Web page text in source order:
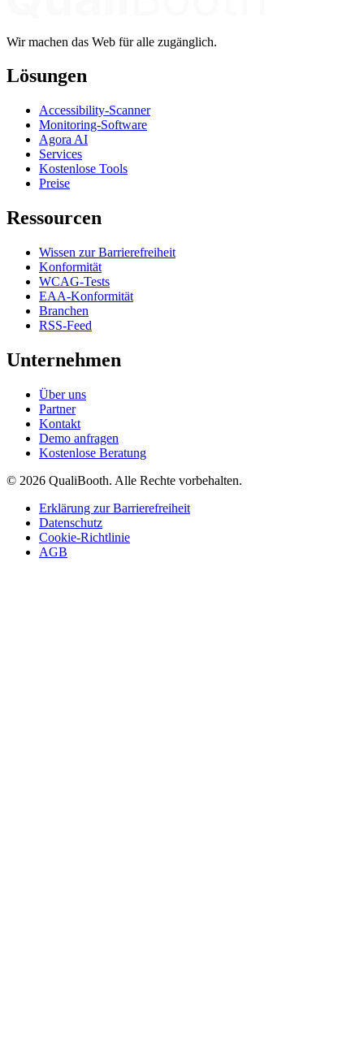
Wir machen das Web für alle zugänglich.
Lösungen
Accessibility-Scanner
Monitoring-Software
Agora AI
Services
Kostenlose Tools
Preise
Ressourcen
Wissen zur Barrierefreiheit
Konformität
WCAG-Tests
EAA-Konformität
Branchen
RSS-Feed
Unternehmen
Über uns
Partner
Kontakt
Demo anfragen
Kostenlose Beratung
© 2026 QualiBooth. Alle Rechte vorbehalten.
Erklärung zur Barrierefreiheit
Datenschutz
Cookie-Richtlinie
AGB